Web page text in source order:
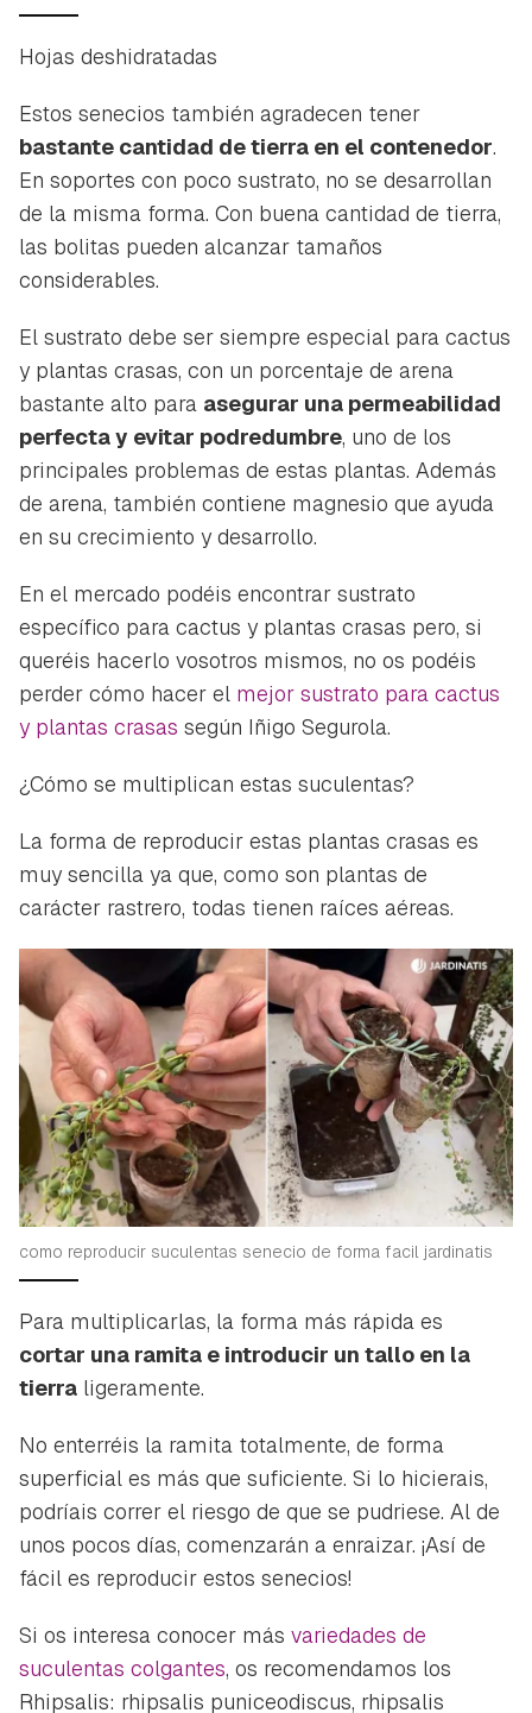
Hojas deshidratadas
Estos senecios también agradecen tener
bastante cantidad de tierra en el contenedor.
En soportes con poco sustrato, no se desarrollan
de la misma forma. Con buena cantidad de tierra,
las bolitas pueden alcanzar tamaños
considerables.
El sustrato debe ser siempre especial para cactus
y plantas crasas, con un porcentaje de arena
bastante alto para asegurar una permeabilidad
perfecta y evitar podredumbre, uno de los
principales problemas de estas plantas. Además
de arena, también contiene magnesio que ayuda
en su crecimiento y desarrollo.
En el mercado podéis encontrar sustrato
específico para cactus y plantas crasas pero, si
queréis hacerlo vosotros mismos, no os podéis
perder cómo hacer el mejor sustrato para cactus
y plantas crasas según Iñigo Segurola.
¿Cómo se multiplican estas suculentas?
La forma de reproducir estas plantas crasas es
muy sencilla ya que, como son plantas de
carácter rastrero, todas tienen raíces aéreas.
como reproducir suculentas senecio de forma facil jardinatis
Para multiplicarlas, la forma más rápida es
cortar una ramita e introducir un tallo en la
tierra ligeramente.
No enterréis la ramita totalmente, de forma
superficial es más que suficiente. Si lo hicierais,
podríais correr el riesgo de que se pudriese. Al de
unos pocos días, comenzarán a enraizar. ¡Así de
fácil es reproducir estos senecios!
Si os interesa conocer más variedades de
suculentas colgantes, os recomendamos los
Rhipsalis: rhipsalis puniceodiscus, rhipsalis